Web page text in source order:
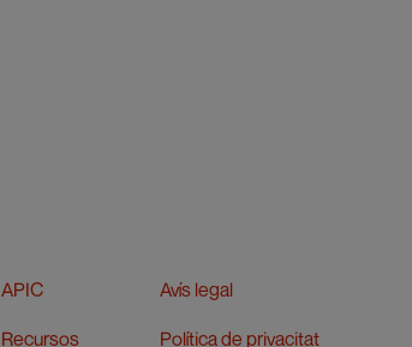
APIC
Recursos
Avís legal
Política de privacitat